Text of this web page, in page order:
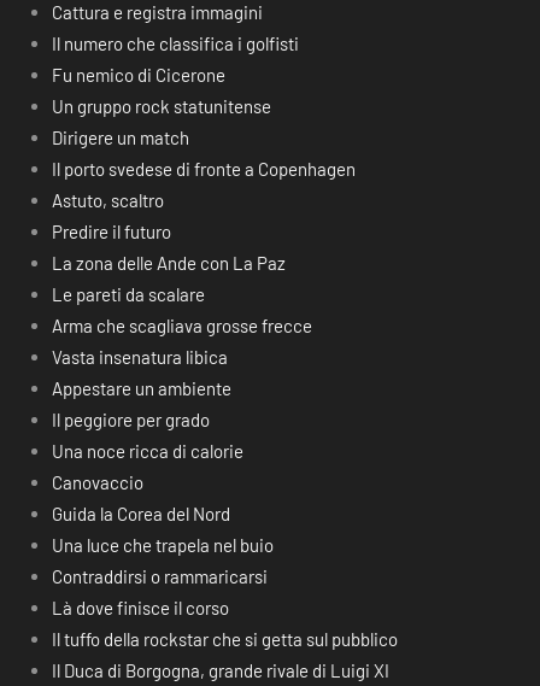
Cattura e registra immagini
Il numero che classifica i golfisti
Fu nemico di Cicerone
Un gruppo rock statunitense
Dirigere un match
Il porto svedese di fronte a Copenhagen
Astuto, scaltro
Predire il futuro
La zona delle Ande con La Paz
Le pareti da scalare
Arma che scagliava grosse frecce
Vasta insenatura libica
Appestare un ambiente
Il peggiore per grado
Una noce ricca di calorie
Canovaccio
Guida la Corea del Nord
Una luce che trapela nel buio
Contraddirsi o rammaricarsi
Là dove finisce il corso
Il tuffo della rockstar che si getta sul pubblico
Il Duca di Borgogna, grande rivale di Luigi XI